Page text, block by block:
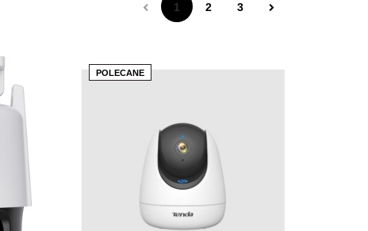
1 2 3
POLECANE